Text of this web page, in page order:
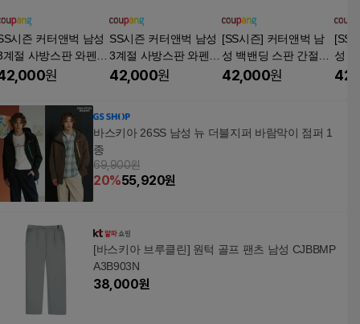
시즌 커터앤벅 남성
계절 사방스판 와펜
프팬츠 CBMPT3469
원
SS시즌 커터앤벅 남성
3계절 사방스판 와펜
골프팬츠 CBMPT3469
42,000원
[SS시즌] 커터앤벅 남
성 백밴딩 스판 간절기
골프팬츠 CBMPT5191
42,000원
[SS
성
골프
바스키아 26SS 남성 뉴 더블지퍼 바람막이 점퍼 1
종
69,900원
20%55,920원
[바스키아 브루클린] 원턱 골프 팬츠 남성 CJBBMP
A3B903N
38,000원